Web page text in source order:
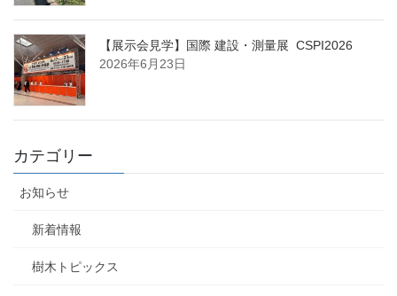
【展示会見学】国際 建設・測量展 CSPI2026
2026年6月23日
カテゴリー
お知らせ
新着情報
樹木トピックス